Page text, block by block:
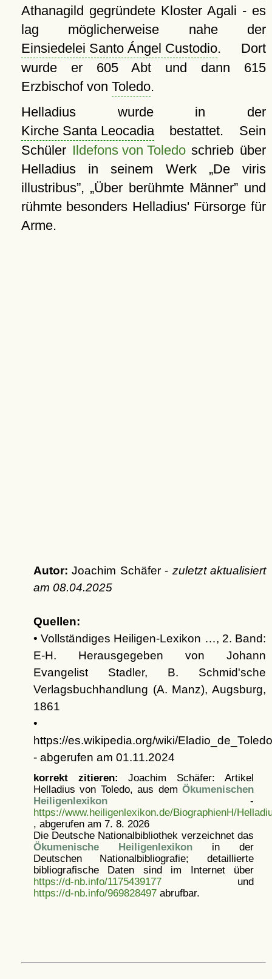
Athanagild gegründete Kloster Agali - es
lag möglicherweise nahe der
Einsiedelei Santo Ángel Custodio. Dort
wurde er 605 Abt und dann 615
Erzbischof von Toledo.
Helladius wurde in der
Kirche Santa Leocadiabestattet. Sein
Schüler Ildefons von Toledoschrieb über
Helladius in seinem Werk
De viris
illustribus , Über berühmte Männer
und
rühmte besonders Helladius' Fürsorge für
Arme.
Autor: Joachim Schäfer - zuletzt aktualisiert
am 08.04.2025
Quellen:
• Vollständiges Heiligen-Lexikon …, 2. Band:
E-H. Herausgegeben von Johann
Evangelist Stadler, B. Schmid'sche
Verlagsbuchhandlung (A. Manz), Augsburg,
1861
•
https://es.wikipedia.org/wiki/Eladio_de_Toledo
- abgerufen am 01.11.2024
korrekt zitieren: Joachim Schäfer: Artikel
Helladius von Toledo, aus dem Ökumenischen
Heiligenlexikon-
https://www.heiligenlexikon.de/BiographienH/
, abgerufen am 7. 8. 2026
Die Deutsche Nationalbibliothek verzeichnet das
Ökumenische Heiligenlexikonin der
Deutschen Nationalbibliografie; detaillierte
bibliografische Daten sind im Internet über
https://d-nb.info/1175439177und
https://d-nb.info/969828497abrufbar.